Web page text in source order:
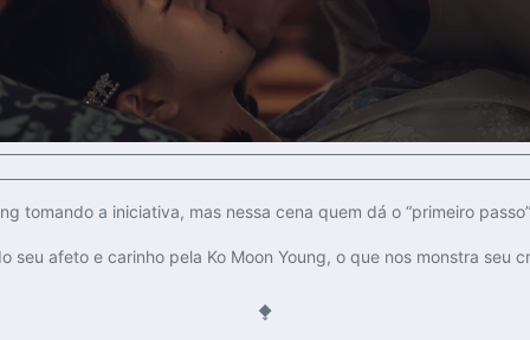
tomando a iniciativa, mas nessa cena quem dá o “primeiro
afeto e carinho pela Ko Moon Young, o que nos monstra seu
⧪